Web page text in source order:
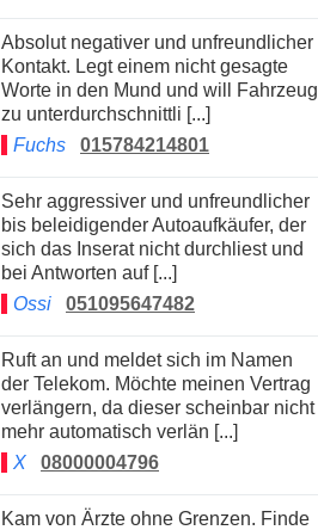
Absolut negativer und unfreundlicher
Kontakt. Legt einem nicht gesagte
Worte in den Mund und will Fahrzeug
zu unterdurchschnittli [...]
Fuchs
015784214801
Sehr aggressiver und unfreundlicher
bis beleidigender Autoaufkäufer, der
sich das Inserat nicht durchliest und
bei Antworten auf [...]
Ossi
051095647482
Ruft an und meldet sich im Namen
der Telekom. Möchte meinen Vertrag
verlängern, da dieser scheinbar nicht
mehr automatisch verlän [...]
X
08000004796
Kam von Ärzte ohne Grenzen. Finde